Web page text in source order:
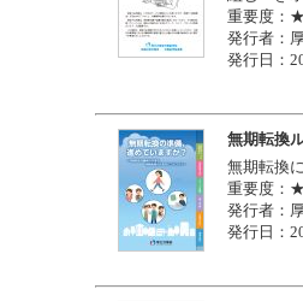
重要度
発行者：
発行日：
無期転換
無期転換
重要度
発行者：
発行日：